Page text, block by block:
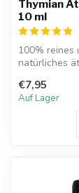
Thymian
10 ml
100% reines
natürliches
enthält von
€7,95
Auf Lager